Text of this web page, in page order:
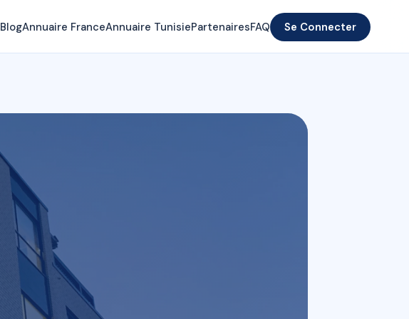
BlogAnnuaire FranceAnnuaire TunisiePartenairesFAQ Se Connecter